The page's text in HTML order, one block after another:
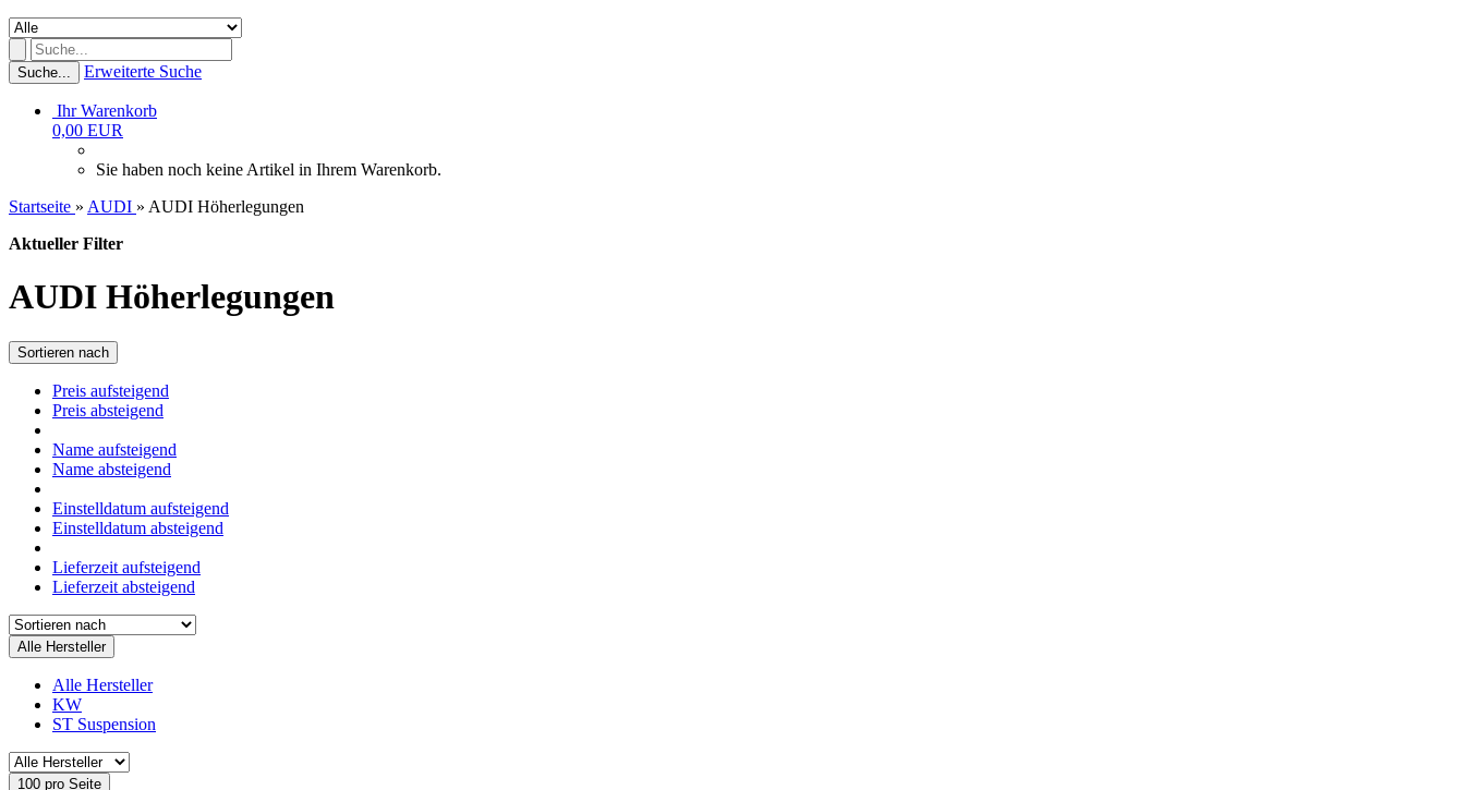
Suche... Erweiterte Suche
Ihr Warenkorb
0,00 EUR
Sie haben noch keine Artikel in Ihrem Warenkorb.
Startseite » AUDI » AUDI Höherlegungen
Aktueller Filter
AUDI Höherlegungen
Sortieren nach
Preis aufsteigend
Preis absteigend
Name aufsteigend
Name absteigend
Einstelldatum aufsteigend
Einstelldatum absteigend
Lieferzeit aufsteigend
Lieferzeit absteigend
Alle Hersteller
Alle Hersteller
KW
ST Suspension
100 pro Seite